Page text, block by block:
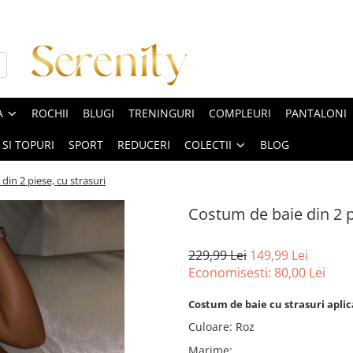
ROCHII BLUGI TRENINGURI COMPLEURI PANTALONI
TOPURI SPORT REDUCERI COLECTII BLOG
2 piese, cu strasuri
Costum de baie din 2
229,99 Lei 149,99 Lei
Economisesti: 80,00 Lei
Costum de baie cu strasuri
Culoare: Roz